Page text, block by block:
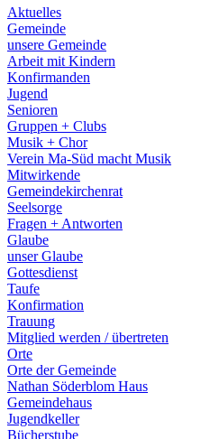
Aktuelles
Gemeinde
unsere Gemeinde
Arbeit mit Kindern
Konfirmanden
Jugend
Senioren
Gruppen + Clubs
Musik + Chor
Verein Ma-Süd macht Musik
Mitwirkende
Gemeindekirchenrat
Seelsorge
Fragen + Antworten
Glaube
unser Glaube
Gottesdienst
Taufe
Konfirmation
Trauung
Mitglied werden / übertreten
Orte
Orte der Gemeinde
Nathan Söderblom Haus
Gemeindehaus
Jugendkeller
Bücherstube